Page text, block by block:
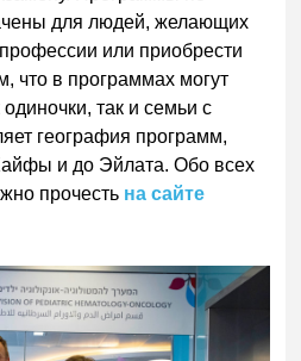
для людей, желающих
или приобрести
что в программах могут
так и семьи с
география программ,
и до Эйлата. Обо всех
прочесть на сайте